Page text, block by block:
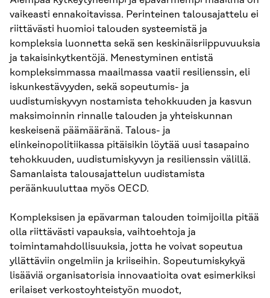
vaikeasti ennakoitavissa. Perinteinen talousajattelu ei
riittävästi huomioi talouden systeemistä ja
kompleksia luonnetta sekä sen keskinäisriippuvuuksia
ja takaisinkytkentöjä. Menestyminen entistä
kompleksimmassa maailmassa vaatii resilienssin, eli
iskunkestävyyden, sekä sopeutumis- ja
uudistumiskyvyn nostamista tehokkuuden ja kasvun
maksimoinnin rinnalle talouden ja yhteiskunnan
keskeisenä päämääränä. Talous- ja
elinkeinopolitiikassa pitäisikin löytää uusi tasapaino
tehokkuuden, uudistumiskyvyn ja resilienssin välillä.
Samanlaista talousajattelun uudistamista
peräänkuuluttaa myös OECD.
Kompleksisen ja epävarman talouden toimijoilla pitää
olla riittävästi vapauksia, vaihtoehtoja ja
toimintamahdollisuuksia, jotta he voivat sopeutua
yllättäviin ongelmiin ja kriiseihin. Sopeutumiskykyä
lisääviä organisatorisia innovaatioita ovat esimerkiksi
erilaiset verkostoyhteistyön muodot,